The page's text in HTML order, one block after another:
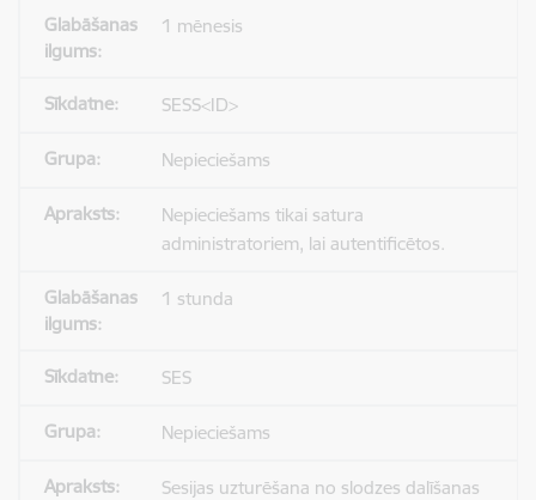
1 mēnesis
SESS<ID>
Nepieciešams
Nepieciešams tikai satura
administratoriem, lai autentificētos.
1 stunda
SES
Nepieciešams
Sesijas uzturēšana no slodzes dalīšanas